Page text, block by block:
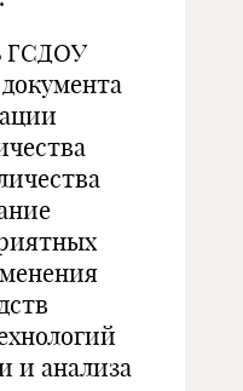
ГСДОУ
и анализа